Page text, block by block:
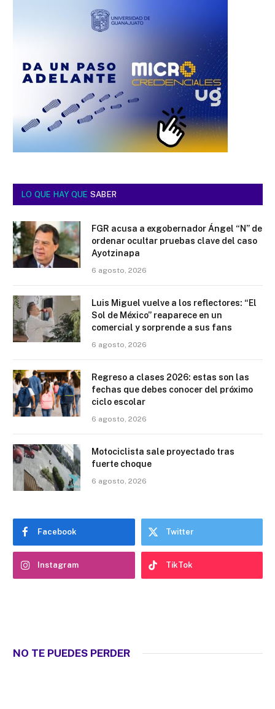
LO QUE HAY QUE SABER
FGR acusa a exgobernador Ángel “N” de
ordenar ocultar pruebas clave del caso
Ayotzinapa
6 agosto, 2026
Luis Miguel vuelve a los reflectores: “El
Sol de México” reaparece en un
comercial y sorprende a sus fans
6 agosto, 2026
Regreso a clases 2026: estas son las
fechas que debes conocer del próximo
ciclo escolar
6 agosto, 2026
Motociclista sale proyectado tras
fuerte choque
6 agosto, 2026
Facebook Twitter
Instagram TikTok
NO TE PUEDES PERDER